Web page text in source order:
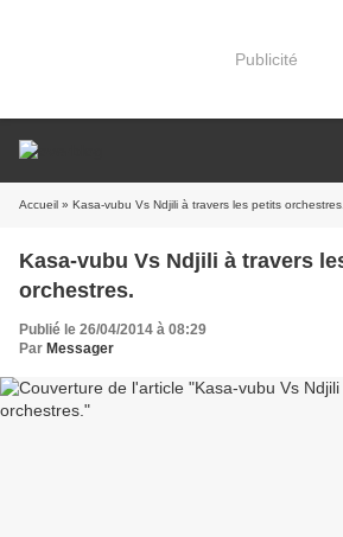
Publicité
Accueil » Kasa-vubu Vs Ndjili à travers les petits orchestres.
Kasa-vubu Vs Ndjili à travers les petits
orchestres.
Publié le 26/04/2014 à 08:29
Par Messager